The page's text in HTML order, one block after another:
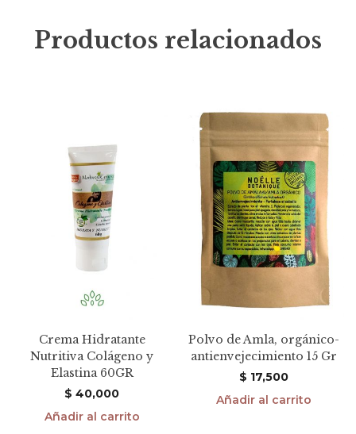
Productos relacionados
Crema Hidratante
Nutritiva Colágeno y
Elastina 60GR
$ 40,000
Añadir al carrito
Polvo de Amla, orgánico-
antienvejecimiento 15 Gr
$ 17,500
Añadir al carrito